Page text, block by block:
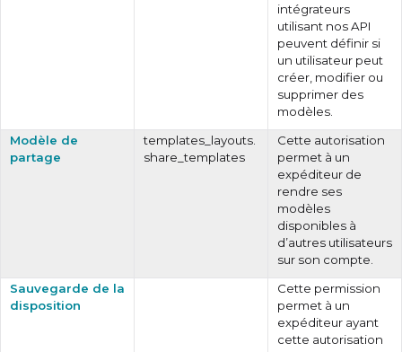
intégrateurs
utilisant nos API
peuvent définir si
un utilisateur peut
créer, modifier ou
supprimer des
modèles.
Modèle de
partage
templates_layouts.
share_templates
Cette autorisation
permet à un
expéditeur de
rendre ses
modèles
disponibles à
d’autres utilisateurs
sur son compte.
Sauvegarde de la
disposition
Cette permission
permet à un
expéditeur ayant
cette autorisation